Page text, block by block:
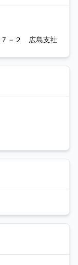
７－２ 広島支社